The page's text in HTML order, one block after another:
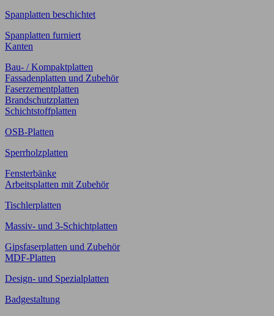
Spanplatten beschichtet
Spanplatten furniert
Kanten
Bau- / Kompaktplatten
Fassadenplatten und Zubehör
Faserzementplatten
Brandschutzplatten
Schichtstoffplatten
OSB-Platten
Sperrholzplatten
Fensterbänke
Arbeitsplatten mit Zubehör
Tischlerplatten
Massiv- und 3-Schichtplatten
Gipsfaserplatten und Zubehör
MDF-Platten
Design- und Spezialplatten
Badgestaltung